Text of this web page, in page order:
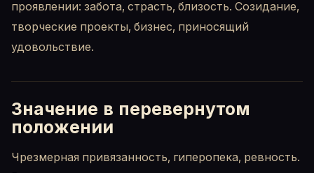
проявлении: забота, страсть, близость. Созидание,
творческие проекты, бизнес, приносящий
удовольствие.
Значение в перевернутом
положении
Чрезмерная привязанность, гиперопека, ревность.